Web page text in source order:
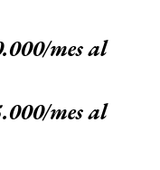
mes al
mes al